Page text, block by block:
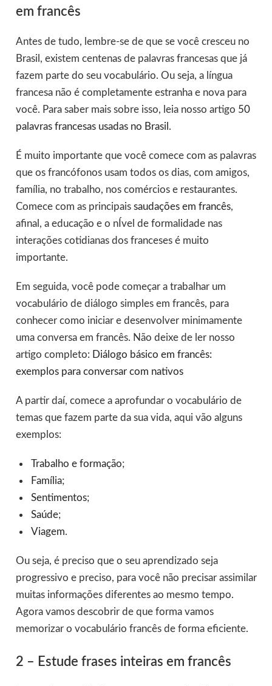
em francês
Antes de tudo, lembre-se de que se você cresceu no
Brasil, existem centenas de palavras francesas que já
fazem parte do seu vocabulário. Ou seja, a língua
francesa não é completamente estranha e nova para
você. Para saber mais sobre isso, leia nosso artigo 50
palavras francesas usadas no Brasil .
É muito importante que você comece com as palavras
que os francófonos usam todos os dias, com amigos,
família, no trabalho, nos comércios e restaurantes.
Comece com as principais saudações em francês,
afinal, a educação e o nÍvel de formalidade nas
interações cotidianas dos franceses é muito
importante.
Em seguida, você pode começar a trabalhar um
vocabulário de diálogo simples em francês, para
conhecer como iniciar e desenvolver minimamente
uma conversa em francês. Não deixe de ler nosso
artigo completo: Diálogo básico em francês:
exemplos para conversar com nativos
A partir daí, comece a aprofundar o vocabulário de
temas que fazem parte da sua vida, aqui vão alguns
exemplos:
Trabalho e formação;
Família;
Sentimentos;
Saúde;
Viagem.
Ou seja, é preciso que o seu aprendizado seja
progressivo e preciso, para você não precisar assimilar
muitas informações diferentes ao mesmo tempo.
Agora vamos descobrir de que forma vamos
memorizar o vocabulário francês de forma eficiente.
2 – Estude frases inteiras em francês